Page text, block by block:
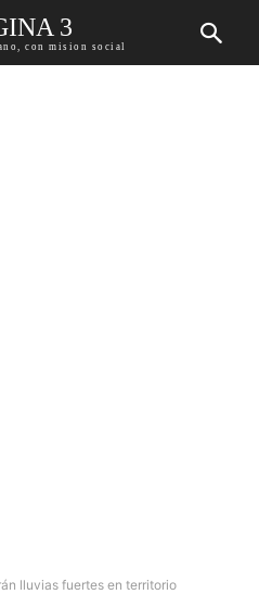
3
con mision social
lluvias fuertes en territorio